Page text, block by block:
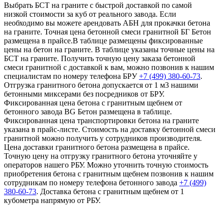
Выбрать БСТ на граните с быстрой доставкой по самой
низкой стоимости за куб от реального завода. Если
необходимо вы можете арендовать АБН для прокачки бетона
на граните. Точная цена бетонной смеси гранитной БГ Бетон
размещена в прайсе.В таблице размещены фиксированные
цены на бетон на граните. В таблице указаны точные цены на
БСТ на граните. Получить точную цену заказа бетонной
смеси гранитной с доставкой к вам, можно позвонив к нашим
специалистам по номеру телефона БРУ+7 (499) 380-60-73.
Отгрузка гранитного бетона допускается от 1 м3 нашими
бетонными миксерами без посредников от БРУ.
Фиксированная цена бетона с гранитным щебнем от
бетонного завода BG Бетон размещена в таблице.
Фиксированная цена транспортировки бетона на граните
указана в прайс-листе. Стоимость на доставку бетонной смеси
гранитной можно получить у сотрудников производителя.
Цена доставки гранитного бетона размещена в прайсе.
Точную цену на отгрузку гранитного бетона уточняйте у
операторов нашего РБУ. Можно уточнить точную стоимость
приобретения бетона с гранитным щебнем позвонив к нашим
сотрудникам по номеру телефона бетонного завода +7 (499)
380-60-73. Доставка бетона с гранитным щебнем от 1
кубометра напрямую от РБУ.